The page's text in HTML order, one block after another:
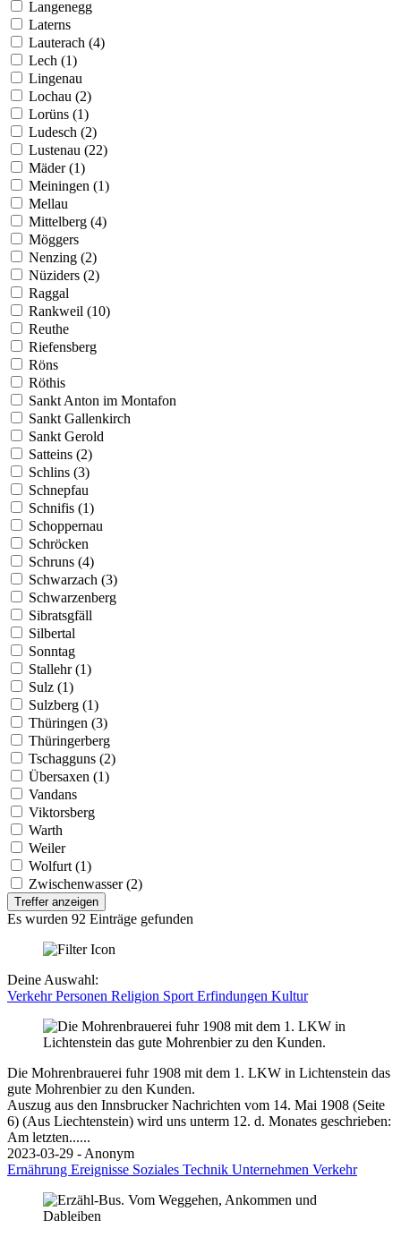
Langenegg
Laterns
Lauterach (4)
Lech (1)
Lingenau
Lochau (2)
Lorüns (1)
Ludesch (2)
Lustenau (22)
Mäder (1)
Meiningen (1)
Mellau
Mittelberg (4)
Möggers
Nenzing (2)
Nüziders (2)
Raggal
Rankweil (10)
Reuthe
Riefensberg
Röns
Röthis
Sankt Anton im Montafon
Sankt Gallenkirch
Sankt Gerold
Satteins (2)
Schlins (3)
Schnepfau
Schnifis (1)
Schoppernau
Schröcken
Schruns (4)
Schwarzach (3)
Schwarzenberg
Sibratsgfäll
Silbertal
Sonntag
Stallehr (1)
Sulz (1)
Sulzberg (1)
Thüringen (3)
Thüringerberg
Tschagguns (2)
Übersaxen (1)
Vandans
Viktorsberg
Warth
Weiler
Wolfurt (1)
Zwischenwasser (2)
Treffer anzeigen
Es wurden 92 Einträge gefunden
Deine Auswahl:
VerkehrPersonen Religion Sport Erfindungen Kultur
Die Mohrenbrauerei fuhr 1908 mit dem 1. LKW in Lichtenstein das
gute Mohrenbier zu den Kunden.
Auszug aus den Innsbrucker Nachrichten vom 14. Mai 1908 (Seite
6) (Aus Liechtenstein) wird uns unterm 12. d. Monates geschrieben:
Am letzten......
2023-03-29 - Anonym
Ernährung Ereignisse Soziales Technik Unternehmen Verkehr